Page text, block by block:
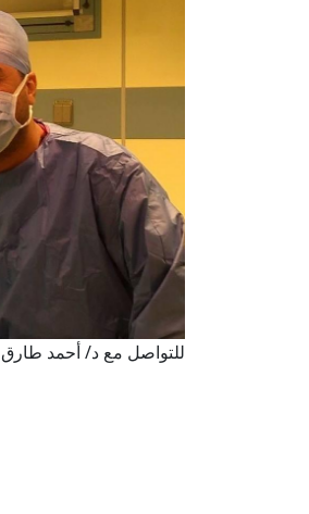
للتواصل مع د/ أحمد طارق